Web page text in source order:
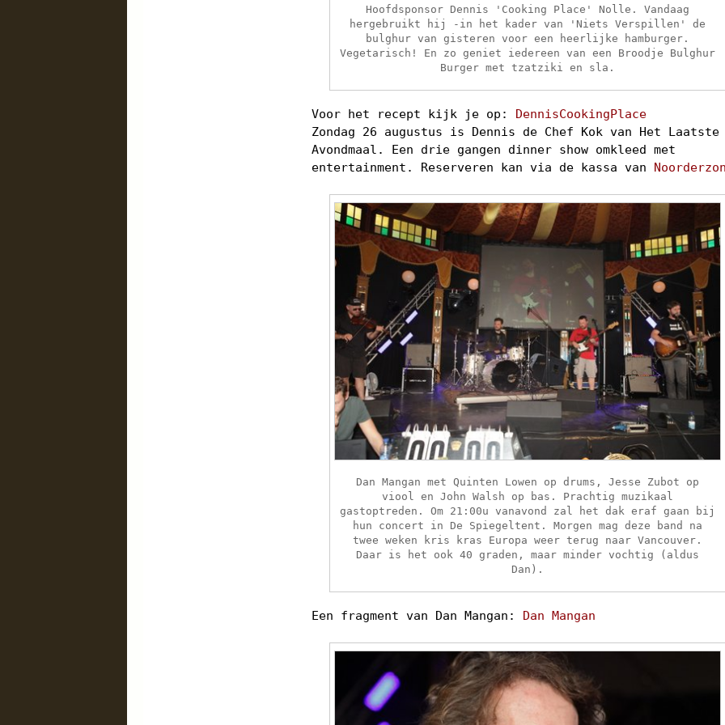
Hoofdsponsor Dennis 'Cooking Place' Nolle. Vandaag
hergebruikt hij -in het kader van 'Niets Verspillen' de
bulghur van gisteren voor een heerlijke hamburger.
Vegetarisch! En zo geniet iedereen van een Broodje Bulghur
Burger met tzatziki en sla.
Voor het recept kijk je op: DennisCookingPlace
Zondag 26 augustus is Dennis de Chef Kok van Het Laatste
Avondmaal. Een drie gangen dinner show omkleed met
entertainment. Reserveren kan via de kassa van
Dan Mangan met Quinten Lowen op drums, Jesse Zubot op
viool en John Walsh op bas. Prachtig muzikaal
gastoptreden. Om 21:00u vanavond zal het dak eraf gaan bij
hun concert in De Spiegeltent. Morgen mag deze band na
twee weken kris kras Europa weer terug naar Vancouver.
Daar is het ook 40 graden, maar minder vochtig (aldus
Dan).
Een fragment van Dan Mangan: Dan Mangan